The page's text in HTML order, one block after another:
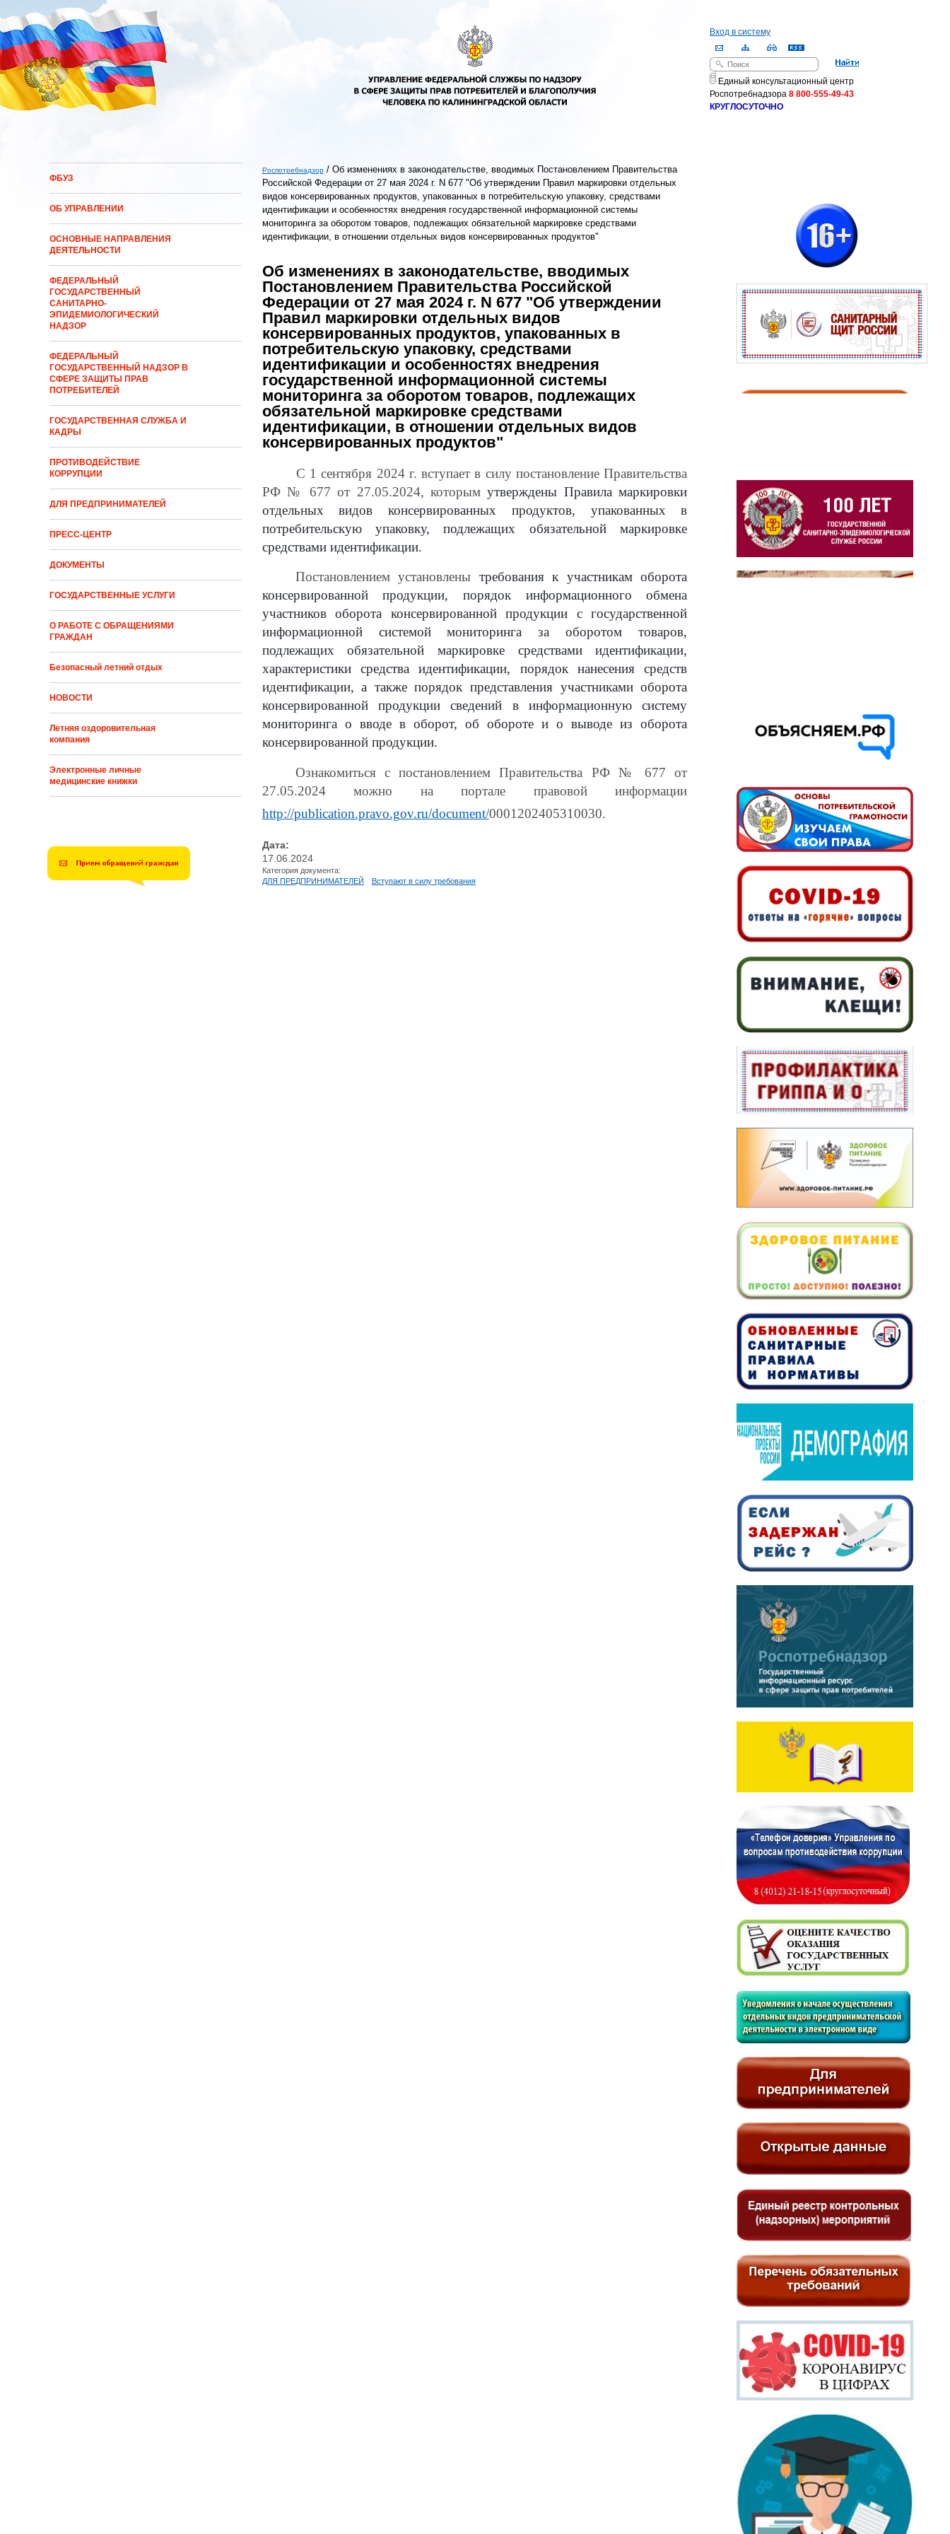
Перейти к основному содержанию
Вход в систему
Форма поиска
Поиск
Единый консультационный центр
Роспотребнадзора 8 800-555-49-43
КРУГЛОСУТОЧНО
ФБУЗ
ОБ УПРАВЛЕНИИ
ОСНОВНЫЕ НАПРАВЛЕНИЯ
ДЕЯТЕЛЬНОСТИ
ФЕДЕРАЛЬНЫЙ
ГОСУДАРСТВЕННЫЙ
САНИТАРНО-
ЭПИДЕМИОЛОГИЧЕСКИЙ
НАДЗОР
ФЕДЕРАЛЬНЫЙ
ГОСУДАРСТВЕННЫЙ НАДЗОР В
СФЕРЕ ЗАЩИТЫ ПРАВ
ПОТРЕБИТЕЛЕЙ
ГОСУДАРСТВЕННАЯ СЛУЖБА И
КАДРЫ
ПРОТИВОДЕЙСТВИЕ
КОРРУПЦИИ
ДЛЯ ПРЕДПРИНИМАТЕЛЕЙ
ПРЕСС-ЦЕНТР
ДОКУМЕНТЫ
ГОСУДАРСТВЕННЫЕ УСЛУГИ
О РАБОТЕ С ОБРАЩЕНИЯМИ
ГРАЖДАН
Безопасный летний отдых
НОВОСТИ
Летняя оздоровительная
компания
Электронные личные
медицинские книжки
Вы здесь
Роспотребнадзор / Об изменениях в законодательстве, вводимых Постановлением Правительства
Российской Федерации от 27 мая 2024 г. N 677 "Об утверждении Правил маркировки отдельных
видов консервированных продуктов, упакованных в потребительскую упаковку, средствами
идентификации и особенностях внедрения государственной информационной системы
мониторинга за оборотом товаров, подлежащих обязательной маркировке средствами
идентификации, в отношении отдельных видов консервированных продуктов"
Об изменениях в законодательстве, вводимых
Постановлением Правительства Российской
Федерации от 27 мая 2024 г. N 677 "Об утверждении
Правил маркировки отдельных видов
консервированных продуктов, упакованных в
потребительскую упаковку, средствами
идентификации и особенностях внедрения
государственной информационной системы
мониторинга за оборотом товаров, подлежащих
обязательной маркировке средствами
идентификации, в отношении отдельных видов
консервированных продуктов"
С 1 сентября 2024 г. вступает в силу постановление Правительства
РФ № 677 от 27.05.2024, которымутверждены Правила маркировки
отдельных видов консервированных продуктов, упакованных в
потребительскую упаковку, подлежащих обязательной маркировке
средствами идентификации.
Постановлением установлены требования к участникам оборота
консервированной продукции, порядок информационного обмена
участников оборота консервированной продукции с государственной
информационной системой мониторинга за оборотом товаров,
подлежащих обязательной маркировке средствами идентификации,
характеристики средства идентификации, порядок нанесения средств
идентификации, а также порядок представления участниками оборота
консервированной продукции сведений в информационную систему
мониторинга о вводе в оборот, об обороте и о выводе из оборота
консервированной продукции.
Ознакомиться с постановлением Правительства РФ № 677 от
27.05.2024 можно на портале правовой информации
http://publication.pravo.gov.ru/document/0001202405310030.
Дата:
17.06.2024
Категория документа:
ДЛЯ ПРЕДПРИНИМАТЕЛЕЙ
Вступают в силу требования